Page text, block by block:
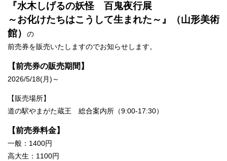
『水木しげるの妖怪 百鬼夜行展
～お化けたちはこうして生まれた～』（山形美術
館）
の
前売券を販売いたしますのでお知らせします。
【前売券の販売期間】
2026/5/18(月)～
【販売場所】
道の駅やまがた蔵王 総合案内所（9:00-17:30）
【前売券料金】
一般：1400円
高大生：1100円